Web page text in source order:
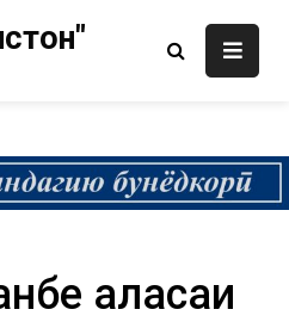
ҷаласаи